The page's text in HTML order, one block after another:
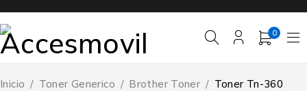
0
Inicio / Toner Generico / Brother Toner / Toner Tn-360